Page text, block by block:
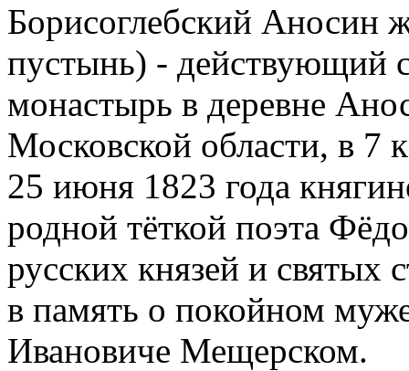
Борисоглебский Аносин
пустынь) - действующий
монастырь в деревне
Московской области, в 7
25 июня 1823 года
родной тёткой поэта
русских князей и святых
в память о покойном
Ивановиче Мещерском.